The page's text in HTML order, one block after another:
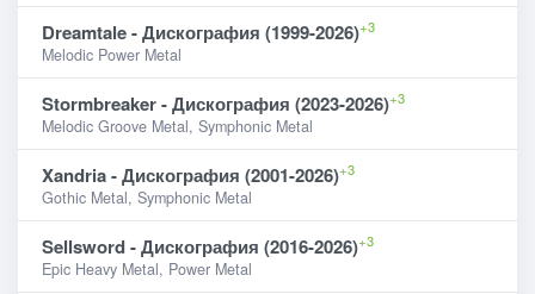
Dreamtale - Дискография (1999-2026)+3
Melodic Power Metal
Stormbreaker - Дискография (2023-2026)+3
Melodic Groove Metal, Symphonic Metal
Xandria - Дискография (2001-2026)+3
Gothic Metal, Symphonic Metal
Sellsword - Дискография (2016-2026)+3
Epic Heavy Metal, Power Metal